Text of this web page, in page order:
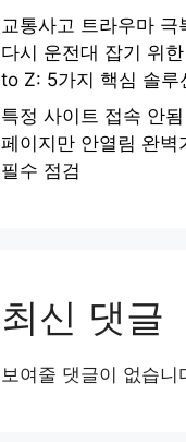
교통사고 트라우마 극
다시 운전대 잡기 위
to Z: 5가지 핵심 솔루
특정 사이트 접속 안
페이지만 안열림 완벽
필수 점검
최신 댓글
보여줄 댓글이 없습니